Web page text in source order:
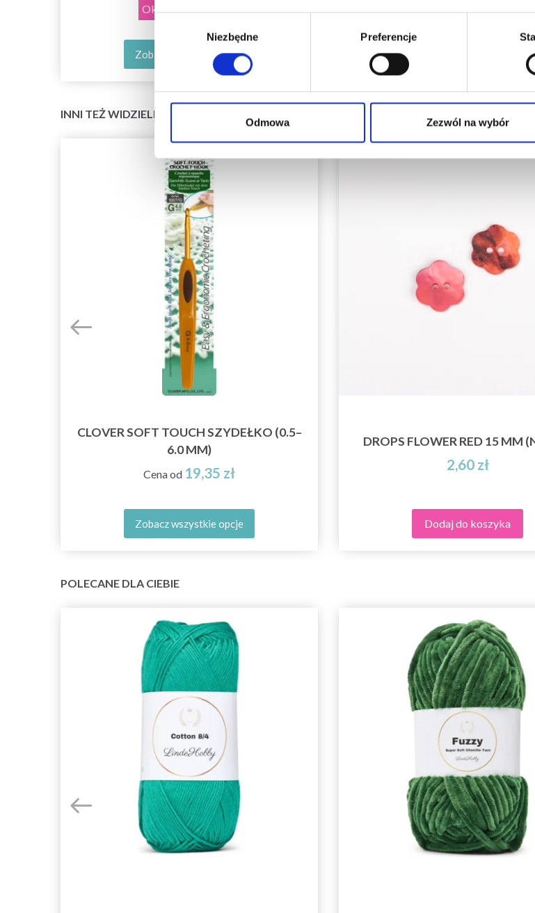
Wybór
zgody
Niezbędne Preferencje
Odmowa Zezwól na wybór
Okazja31/08/2026
Zobacz wszystkie opcje
Okazja31/08/2026
INNI TEŻ WIDZIELI
CLOVER SOFT TOUCH SZYDEŁKO (0.5–
6.0 MM)
Cena od 19,35 zł
Zobacz wszystkie opcje
DROPS FLOWER RED 15 MM
2,60 zł
Dodaj do koszyka
POLECANE DLA CIEBIE